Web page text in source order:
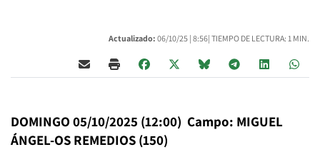
Actualizado: 06/10/25 | 8:56| TIEMPO DE LECTURA: 1 MIN.
DOMINGO 05/10/2025 (12:00) Campo: MIGUEL
ÁNGEL-OS REMEDIOS (150)